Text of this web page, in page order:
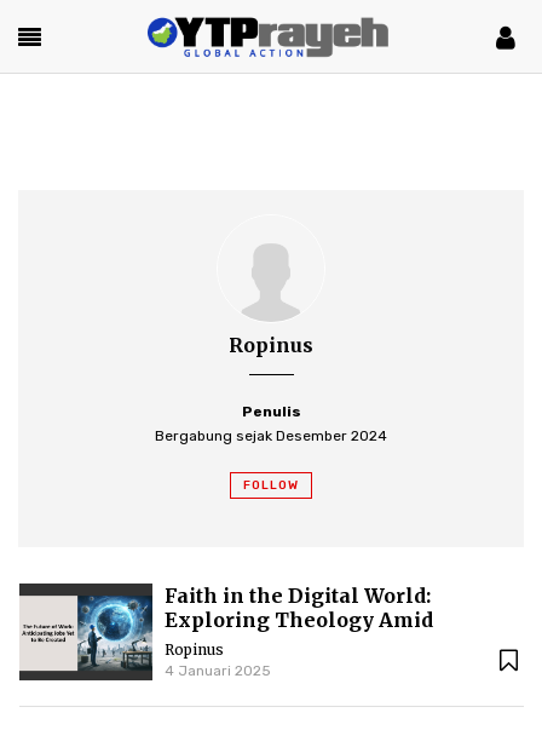
Ropinus
Penulis
Bergabung sejak Desember 2024
FOLLOW
Faith in the Digital World:
Exploring Theology Amid
Technological Advancements
Ropinus
4 Januari 2025